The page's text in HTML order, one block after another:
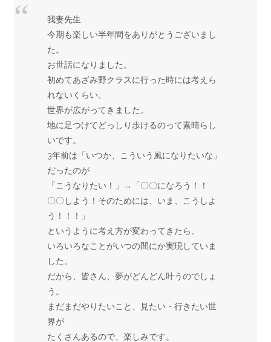
我妻先生
今期も楽しい半年間をありがとうございまし
た。
お世話になりました。
初めてあざみ野クラスに行った時には考えら
れないくらい、
世界が広がってきました。
地に足つけてどっしり歩けるのって素晴らし
いです。
3年前は「いつか、こういう風になりたいな」
だったのが
「こうなりたい！」→「〇〇になろう！！
〇〇しよう！そのためには、いま、こうしよ
う！！！」
というように考え方が変わってきたら、
いろいろなことがいつの間にか実現していま
した。
だから、皆さん、夢がどんどん叶うのでしょ
う。
まだまだやりたいこと、見たい・行きたい世
界が
たくさんあるので、楽しみです。